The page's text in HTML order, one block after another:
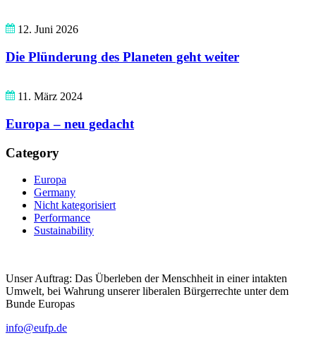
12. Juni 2026
Die Plünderung des Planeten geht weiter
11. März 2024
Europa – neu gedacht
Category
Europa
Germany
Nicht kategorisiert
Performance
Sustainability
Unser Auftrag: Das Überleben der Menschheit in einer intakten
Umwelt, bei Wahrung unserer liberalen Bürgerrechte unter dem
Bunde Europas
info@eufp.de